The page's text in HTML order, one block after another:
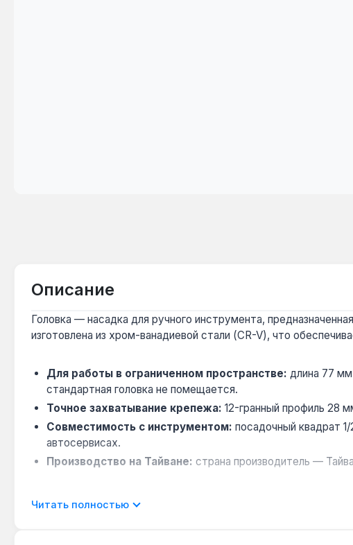
Описание
Головка — насадка для ручного инструмента,
изготовлена из хром-ванадиевой стали (CR-V), что
Для работы в ограниченном пространстве: длина 77
стандартная головка не помещается.
Точное захватывание крепежа: 12-гранный профиль 28
Совместимость с инструментом: посадочный квадрат
автосервисах.
Производство на Тайване: страна производитель —
Головка подходит для профессионального и бытового
Читать полностью